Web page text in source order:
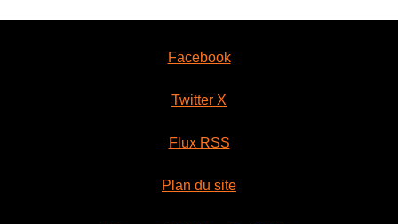
Facebook
Twitter X
Flux RSS
Plan du site